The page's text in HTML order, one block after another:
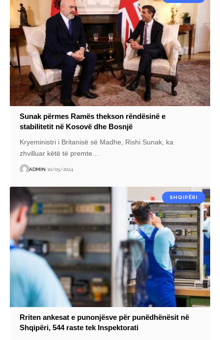
Sunak përmes Ramës thekson rëndësinë e
stabilitetit në Kosovë dhe Bosnjë
Kryeministri i Britanisë së Madhe, Rishi Sunak, ka
zhvilluar këtë të premte…
ADMIN 10/05/2024
SHQIPËRI
Rriten ankesat e punonjësve për punëdhënësit në
Shqipëri, 544 raste tek Inspektorati